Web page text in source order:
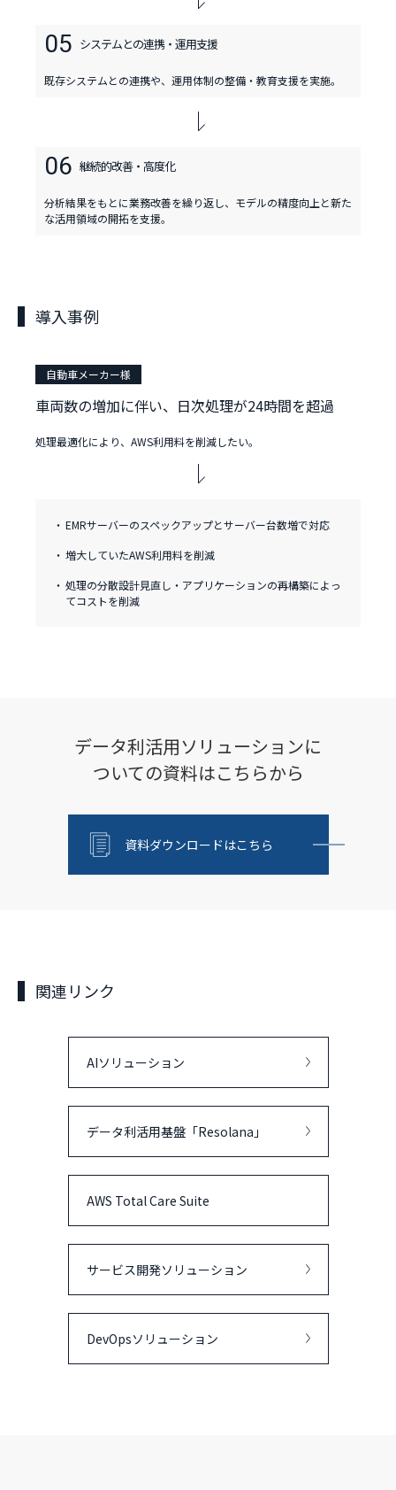
05 システムとの連携・運用支援
既存システムとの連携や、運用体制の整備・教育支援を実施。
06 継続的改善・ 高度化
分析結果をもとに業務改善を繰り返し、モデルの精度向上と新た
な活用領域の開拓を支援。
導入事例
自動車メーカー様
車両数の増加に伴い、日次処理が24時間を超過
処理最適化により、AWS利用料を削減したい。
EMRサーバーのスペックアップとサーバー台数増で対応
増大していたAWS利用料を削減
処理の分散設計見直し・アプリケーションの再構築によっ
てコストを削減
データ利活用ソリューションに
ついての資料はこちらから
資料ダウンロードはこちら
関連リンク
AIソリューション
データ利活用基盤「Resolana」
AWS Total Care Suite
サービス開発ソリューション
DevOpsソリューション